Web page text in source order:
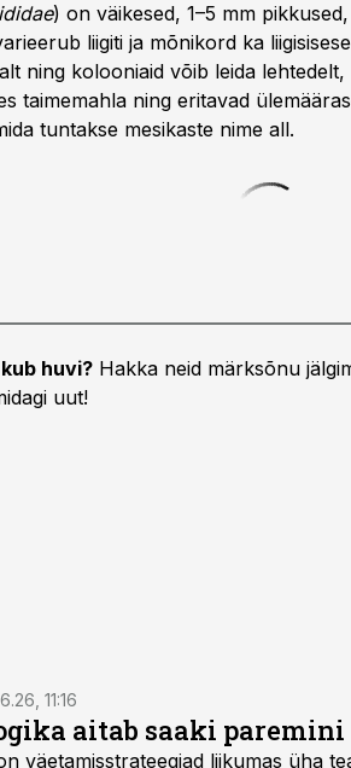
) on väikesed, 1–5 mm
liigiti ja mõnikord ka
ning kolooniaid võib leida
taimemahla ning eritavad
tuntakse mesikaste nime all.
huvi? Hakka neid märksõnu
uut!
11:16
aitab saaki
väetamisstrateegiad liikumas üha